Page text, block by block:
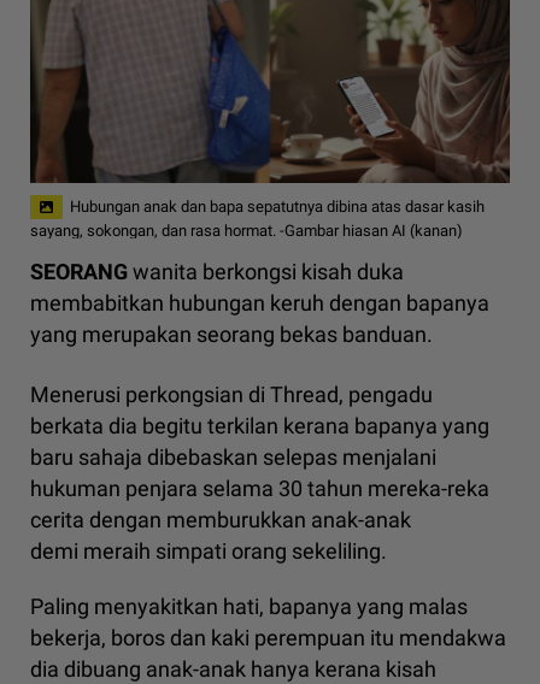
Hubungan anak dan bapa sepatutnya dibina atas dasar kasih
sayang, sokongan, dan rasa hormat. -Gambar hiasan AI (kanan)
SEORANGwanita berkongsi kisah duka
membabitkan hubungan keruh dengan bapanya
yang merupakan seorang bekas banduan.
Menerusi perkongsian di Thread, pengadu
berkata dia begitu terkilan kerana bapanya yang
baru sahaja dibebaskan selepas menjalani
hukuman penjara selama 30 tahun mereka-reka
cerita dengan memburukkan anak-anak
demi meraih simpati orang sekeliling.
Paling menyakitkan hati, bapanya yang malas
bekerja, boros dan kaki perempuan itu mendakwa
dia dibuang anak-anak hanya kerana kisah